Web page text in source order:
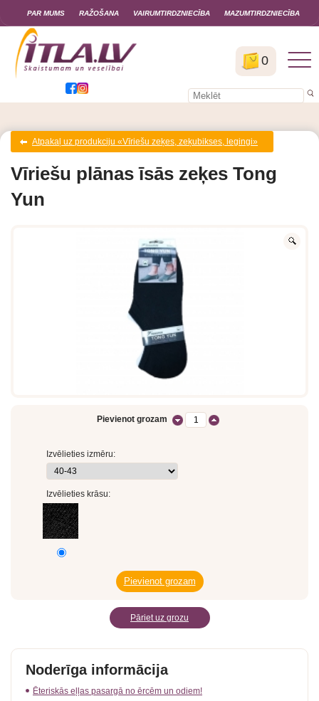
0
PAR MUMS RAŽOŠANA VAIRUMTIRDZNIECĪBA MAZUMTIRDZNIECĪBA
Atpakaļ uz produkciju «Vīriešu zeķes, zeķubikses, legingi»
Vīriešu plānas īsās zeķes Tong
Yun
Pievienot grozam
Izvēlieties izmēru:
Izvēlieties krāsu:
Pāriet uz grozu
Noderīga informācija
Ēteriskās eļļas pasargā no ērcēm un odiem!